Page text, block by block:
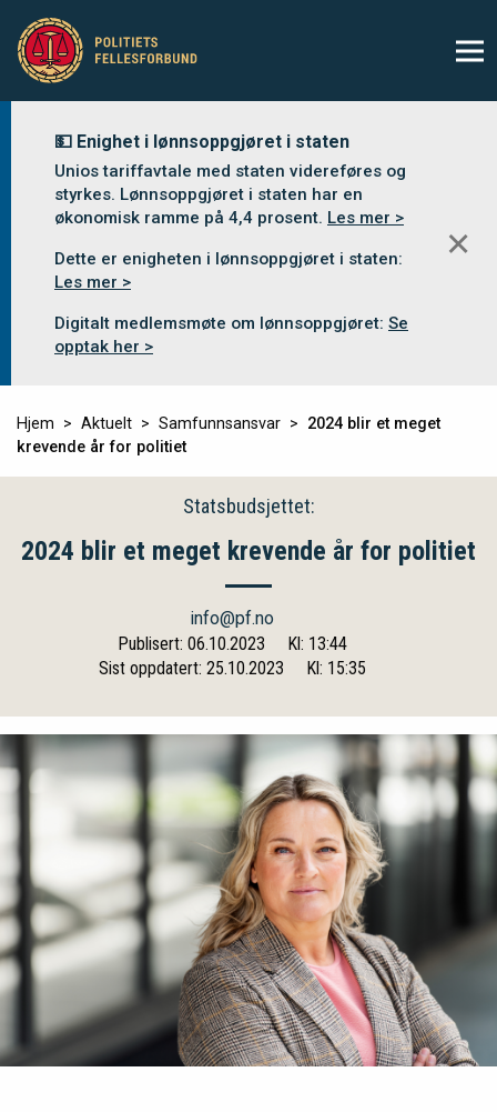
💵 Enighet i lønnsoppgjøret i staten
Unios tariffavtale med staten videreføres og
styrkes. Lønnsoppgjøret i staten har en
økonomisk ramme på 4,4 prosent. Les mer >
Dette er enigheten i lønnsoppgjøret i staten:
Les mer >
Digitalt medlemsmøte om lønnsoppgjøret: Se
opptak her >
✕
Hjem Aktuelt Samfunnsansvar
2024 blir et meget
krevende år for politiet
Statsbudsjettet:
2024 blir et meget krevende år for politiet
info@pf.no
Publisert: 06.10.2023
Kl: 13:44
Sist oppdatert: 25.10.2023
Kl: 15:35